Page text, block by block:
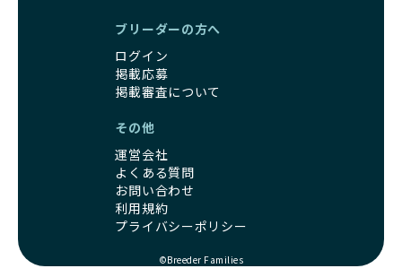
ブリーダーの方へ
ログイン
掲載応募
掲載審査について
その他
運営会社
よくある質問
お問い合わせ
利用規約
プライバシーポリシー
©Breeder Families